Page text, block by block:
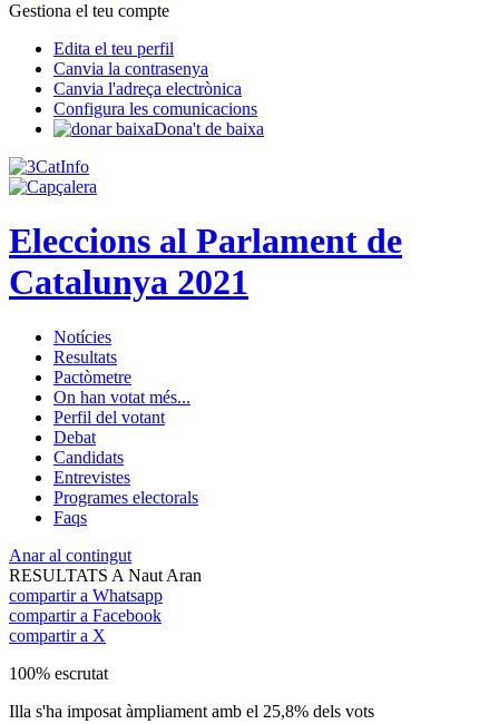
Gestiona el teu compte
Edita el teu perfil
Canvia la contrasenya
Canvia l'adreça electrònica
Configura les comunicacions
Dona't de baixa
Eleccions al Parlament de
Catalunya 2021
Notícies
Resultats
Pactòmetre
On han votat més...
Perfil del votant
Debat
Candidats
Entrevistes
Programes electorals
Faqs
Anar al contingut
RESULTATS A Naut Aran
compartir a Whatsapp
compartir a Facebook
compartir a X
100% escrutat
Illa s'ha imposat àmpliament amb el 25,8% dels vots